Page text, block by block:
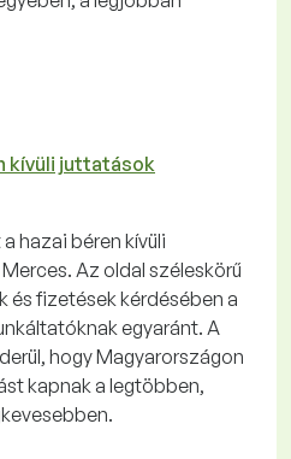
kívüli juttatások
hazai béren kívüli
Az oldal széleskörű
és fizetések kérdésében a
egyaránt. A
hogy Magyarországon
kapnak a legtöbben,